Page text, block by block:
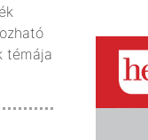
témája